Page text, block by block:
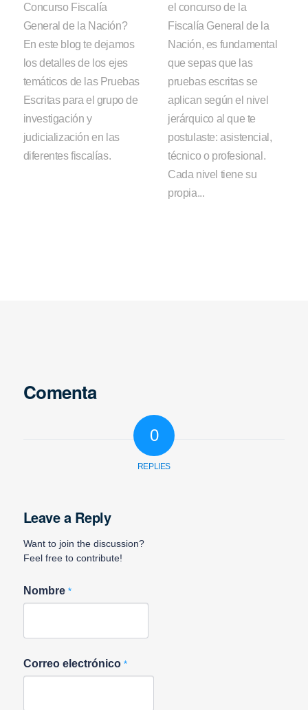
Concurso Fiscalía
General de la Nación?
En este blog te dejamos
los detalles de los ejes
temáticos de las Pruebas
Escritas para el grupo de
investigación y
judicialización en las
diferentes fiscalías.
el concurso de la
Fiscalía General de la
Nación, es fundamental
que sepas que las
pruebas escritas se
aplican según el nivel
jerárquico al que te
postulaste: asistencial,
técnico o profesional.
Cada nivel tiene su
propia...
Comenta
0
REPLIES
Leave a Reply
Want to join the discussion?
Feel free to contribute!
Nombre *
Correo electrónico *